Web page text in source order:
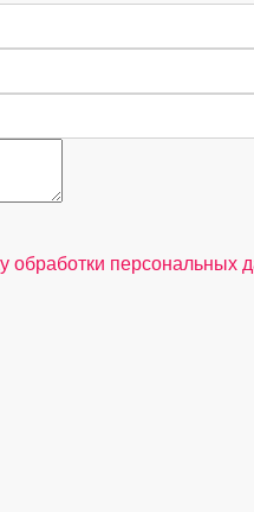
обработки персональных